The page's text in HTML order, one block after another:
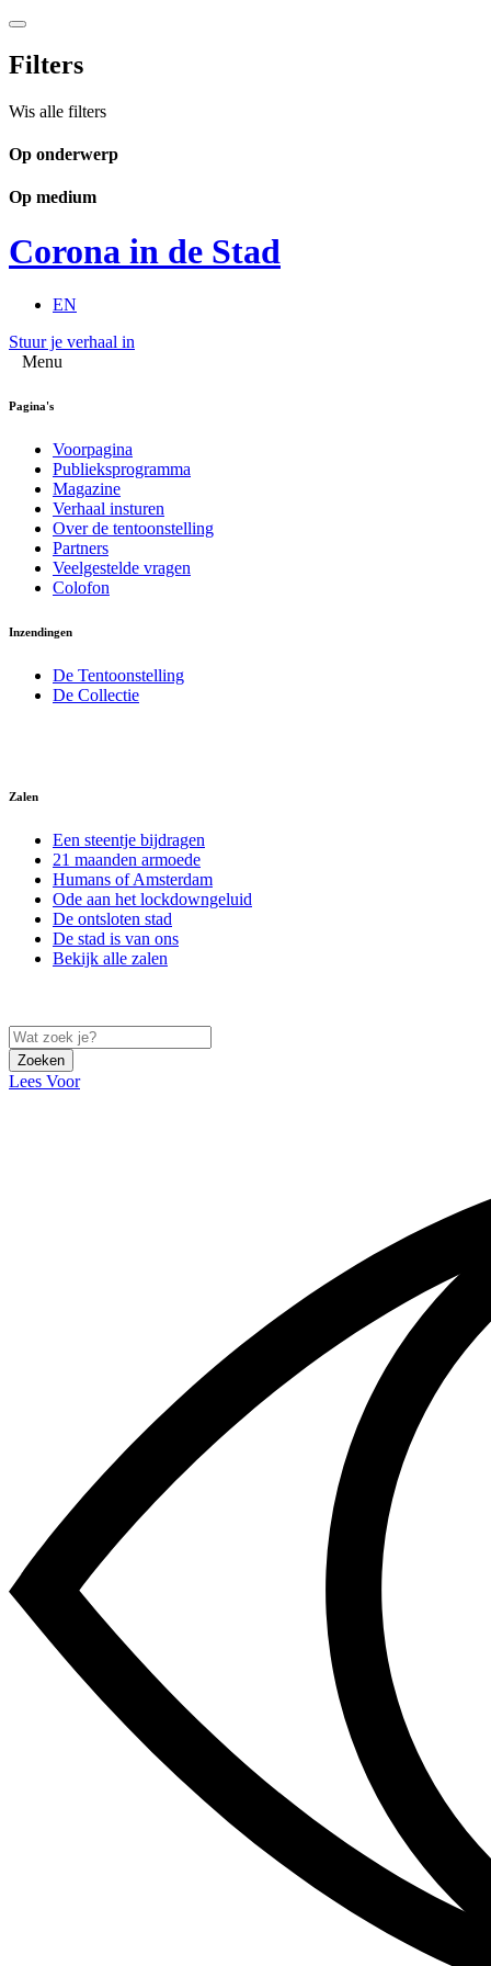
Filters
Wis alle filters
Op onderwerp
Op medium
Corona in de Stad
EN
Stuur je verhaal in
Menu
Pagina's
Voorpagina
Publieksprogramma
Magazine
Verhaal insturen
Over de tentoonstelling
Partners
Veelgestelde vragen
Colofon
Inzendingen
De Tentoonstelling
De Collectie
Zalen
Een steentje bijdragen
21 maanden armoede
Humans of Amsterdam
Ode aan het lockdowngeluid
De ontsloten stad
De stad is van ons
Bekijk alle zalen
Zoeken
Lees Voor